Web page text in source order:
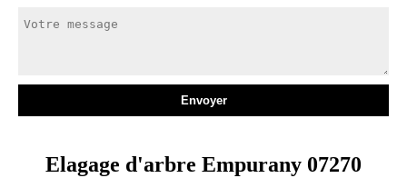
Elagage d'arbre Empurany 07270